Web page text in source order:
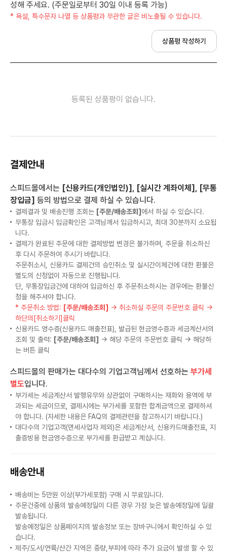
성해 주세요. (주문일로부터 30일 이내 등록 가능)
* 욕설, 특수문자 나열 등 상품평과 무관한 글은 비노출될 수 있습니다.
상품평 작성하기
등록된 상품평이 없습니다.
결제안내
스피드몰에서는 [신용카드(개인법인)], [실시간 계좌이체], [무통
장입금] 등의 방법으로 결제 하실 수 있습니다.
결제결과 및 배송진행 조회는 [주문/배송조회] 에서 하실 수 있습니다.
무통장 입금시 입금확인은 고객님께서 입금하시고, 최대 30분까지 소요됩
니다.
결제가 완료된 주문에 대한 결제방법 변경은 불가하며, 주문을 취소하신
후 다시 주문하여 주시기 바랍니다.
주문취소시, 신용카드 결제건의 승인취소 및 실시간이체건에 대한 환불은
별도의 신청없이 자동으로 진행됩니다.
단, 무통장입금건에 대하여 입금하신 후 주문취소하시는 경우에는 환불신
청을 해주셔야 합니다.
* 주문취소 방법: [주문/배송조회] → 취소하실 주문의 주문번호 클릭 →
하단의[취소하기]클릭
신용카드 영수증(신용카드 매출전표), 발급된 현금영수증과 세금계산서의
조회 및 출력: [주문/배송조회] → 해당 주문의 주문번호 클릭 → 해당하
는 버튼 클릭
스피드몰의 판매가는 대다수의 기업고객님께서 선호하는 부가세
별도입니다.
부가세는 세금계산서 발행유무와 상관없이 구매하시는 재화와 용역에 부
과되는 세금이므로, 결제시에는 부가세를 포함한 합계금액으로 결제하셔
야 합니다. (자세한 내용은 FAQ의 결제관련을 참고하시기 바랍니다.)
대다수의 기업고객(면세사업자 제외)은 세금계산서, 신용카드매출전표, 지
출증빙용 현금영수증으로 부가세를 환급받고 계십니다.
배송안내
배송비는 5만원 이상(부가세포함) 구매 시 무료입니다.
주문건중에 상품의 발송예정일이 다른 경우 가장 늦은 발송예정일에 일괄
발송됩니다.
발송예정일은 상품페이지의 발송정보 또는 장바구니에서 확인하실 수 있
습니다.
제주/도서/연륙/산간 지역은 중량,부피에 따라 추가 요금이 발생 할 수 있